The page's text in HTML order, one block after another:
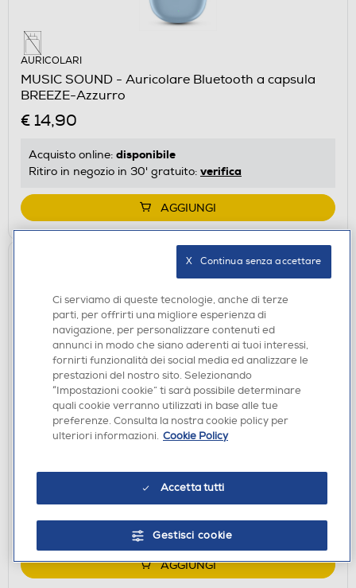
AURICOLARI
MUSIC SOUND - Auricolare Bluetooth a capsula
BREEZE-Azzurro
€ 14,90
Acquisto online: disponibile
Ritiro in negozio in 30' gratuito: verifica
AGGIUNGI
AURICOLARI
MUSIC SOUND - Auricolare bluetooth GROOVE-
€ 29,90
Ritiro in negozio in 30' gratuito: verifica
AGGIUNGI
Ci serviamo di queste tecnologie, anche di terze
parti, per offrirti una migliore esperienza di
navigazione, per personalizzare contenuti ed
annunci in modo che siano aderenti ai tuoi interessi,
fornirti funzionalità dei social media ed analizzare le
prestazioni del nostro sito. Selezionando
“Impostazioni cookie” ti sarà possibile determinare
quali cookie verranno utilizzati in base alle tue
preferenze. Consulta la nostra cookie policy per
ulteriori informazioni. Cookie Policy
Accetta tutti
Gestisci cookie
X   Continua senza accettare